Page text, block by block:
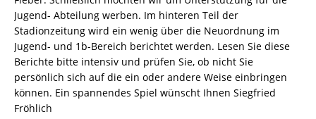
Jugend- Abteilung werben. Im hinteren Teil der
Stadionzeitung wird ein wenig über die Neuordnung im
Jugend- und 1b-Bereich berichtet werden. Lesen Sie diese
Berichte bitte intensiv und prüfen Sie, ob nicht Sie
persönlich sich auf die ein oder andere Weise einbringen
können. Ein spannendes Spiel wünscht Ihnen Siegfried
Fröhlich